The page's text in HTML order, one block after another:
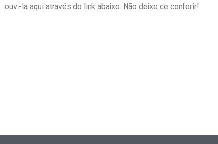
ouvi-la aqui através do link abaixo. Não deixe de conferir!